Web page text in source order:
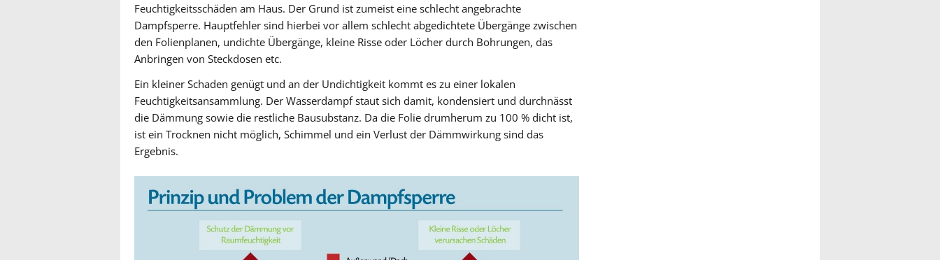
Feuchtigkeitsschäden am Haus. Der Grund ist zumeist eine schlecht angebrachte
Dampfsperre. Hauptfehler sind hierbei vor allem schlecht abgedichtete Übergänge zwischen
den Folienplanen, undichte Übergänge, kleine Risse oder Löcher durch Bohrungen, das
Anbringen von Steckdosen etc.
Ein kleiner Schaden genügt und an der Undichtigkeit kommt es zu einer lokalen
Feuchtigkeitsansammlung. Der Wasserdampf staut sich damit, kondensiert und durchnässt
die Dämmung sowie die restliche Bausubstanz. Da die Folie drumherum zu 100 % dicht ist,
ist ein Trocknen nicht möglich, Schimmel und ein Verlust der Dämmwirkung sind das
Ergebnis.